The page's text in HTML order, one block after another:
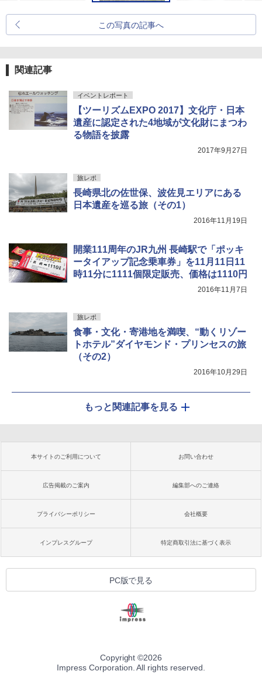
この写真の記事へ
関連記事
イベントレポート
【ツーリズムEXPO 2017】文化庁・日本
遺産に認定された4地域が文化財にまつわ
る物語を披露
2017年9月27日
旅レポ
長崎県北の佐世保、波佐見エリアにある
日本遺産を巡る旅（その1）
2016年11月19日
開業111周年のJR九州 長崎駅で「ポッキ
ータイアップ記念乗車券」を11月11日11
時11分に1111個限定販売、価格は1110円
2016年11月7日
旅レポ
食事・文化・寄港地を満喫、“動くリゾー
トホテル”ダイヤモンド・プリンセスの旅
（その2）
2016年10月29日
もっと関連記事を見る
本サイトのご利用について お問い合わせ
広告掲載のご案内 編集部へのご連絡
プライバシーポリシー 会社概要
インプレスグループ 特定商取引法に基づく表示
PC版で見る
Copyright ©2026
Impress Corporation. All rights reserved.